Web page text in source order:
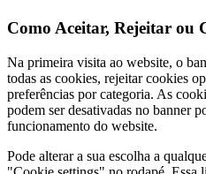
Como Aceitar, Rejeitar ou
Na primeira visita ao website, o
todas as cookies, rejeitar cookies
preferências por categoria. As
podem ser desativadas no banner
funcionamento do website.
Pode alterar a sua escolha a